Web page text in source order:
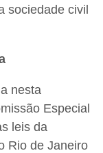
sociedade civil
nesta
Especial
leis da
Rio de Janeiro